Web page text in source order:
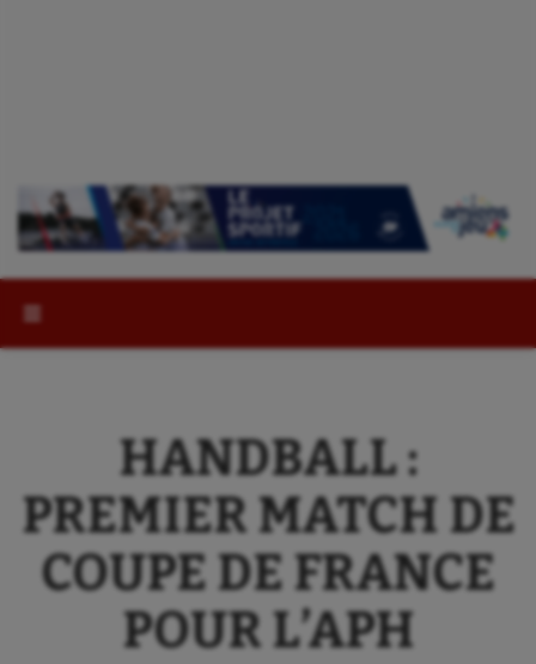
HANDBALL :
PREMIER MATCH DE
COUPE DE FRANCE
POUR L’APH